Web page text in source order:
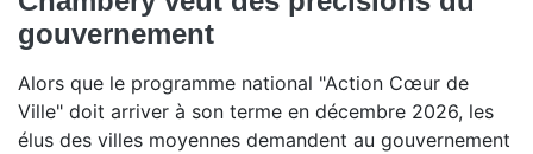
gouvernement
Alors que le programme national "Action Cœur de
Ville" doit arriver à son terme en décembre 2026, les
élus des villes moyennes demandent au gouvernement